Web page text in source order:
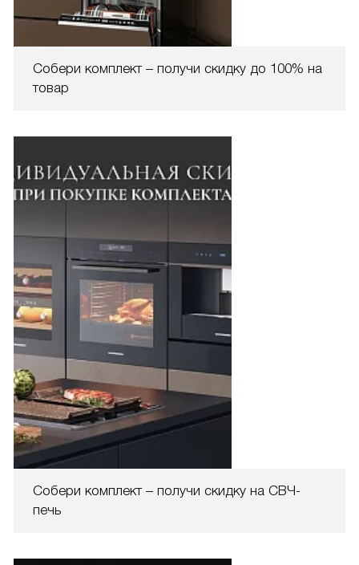
Собери комплект – получи скидку до 100% на
товар
Собери комплект – получи скидку на СВЧ-
печь